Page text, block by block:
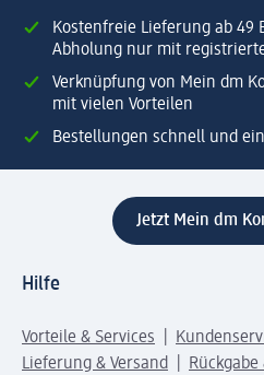
Kostenfreie Lieferung ab 49
Abholung nur mit
Verknüpfung von Mein dm
mit vielen Vorteilen
Bestellungen schnell und
Jetzt Mein dm
Hilfe
Vorteile & Services
Lieferung & Versand